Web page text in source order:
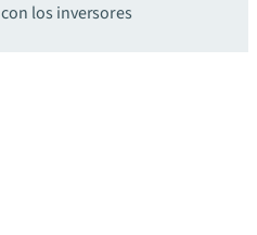
con los inversores